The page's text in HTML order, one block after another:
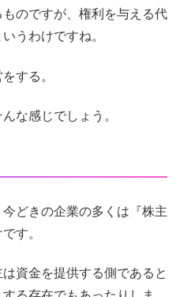
のですが、権利を与える代
うわけですね。
する。
な感じでしょう。
どきの企業の多くは『株主
す。
資金を提供する側であると